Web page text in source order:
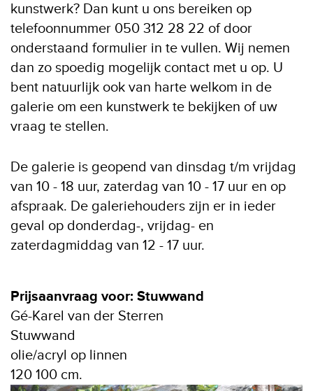
kunstwerk? Dan kunt u ons bereiken op
telefoonnummer 050 312 28 22 of door
onderstaand formulier in te vullen. Wij nemen
dan zo spoedig mogelijk contact met u op. U
bent natuurlijk ook van harte welkom in de
galerie om een kunstwerk te bekijken of uw
vraag te stellen.
De galerie is geopend van dinsdag t/m vrijdag
van 10 - 18 uur, zaterdag van 10 - 17 uur en op
afspraak. De galeriehouders zijn er in ieder
geval op donderdag-, vrijdag- en
zaterdagmiddag van 12 - 17 uur.
Prijsaanvraag voor: Stuwwand
Gé-Karel van der Sterren
Stuwwand
olie/acryl op linnen
120 100 cm.